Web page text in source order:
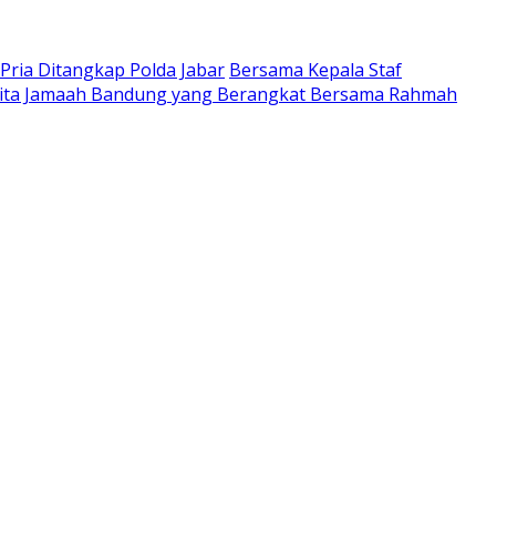
Ditangkap Polda Jabar Bersama Kepala Staf
Jamaah Bandung yang Berangkat Bersama Rahmah